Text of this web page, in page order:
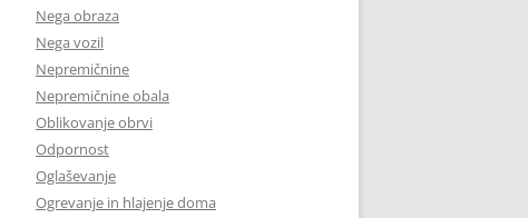
Nega obraza
Nega vozil
Nepremičnine
Nepremičnine obala
Oblikovanje obrvi
Odpornost
Oglaševanje
Ogrevanje in hlajenje doma